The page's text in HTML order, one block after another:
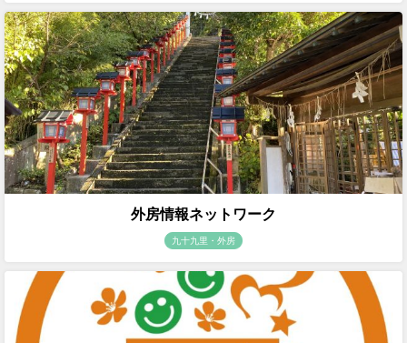
外房情報ネットワーク
九十九里・外房